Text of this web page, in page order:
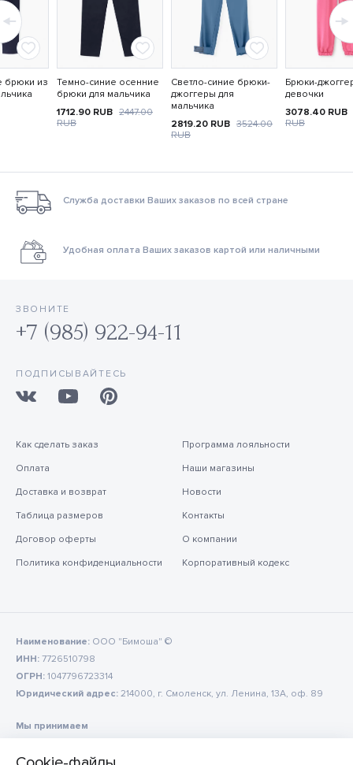
брюки из
Темно-синие осенние
брюки для мальчика
1712.90 RUB 2447.00
RUB
Светло-синие брюки-
джоггеры для
мальчика
2819.20 RUB 3524.00
RUB
Брюки-
девочки
3078.40 RUB
RUB
Служба доставки Ваших заказов по всей стране
Удобная оплата Ваших заказов картой или наличными
ЗВОНИТЕ
+7 (985) 922-94-11
ПОДПИСЫВАЙТЕСЬ
Как сделать заказ
Оплата
Доставка и возврат
Таблица размеров
Договор оферты
Политика конфиденциальности
Программа лояльности
Наши магазины
Новости
Контакты
О компании
Корпоративный кодекс
Наименование: ООО "Бимоша" ©
ИНН: 7726510798
ОГРН: 1047796723314
Юридический адрес: 214000, г. Смоленск, ул. Ленина, 13А, оф. 89
Мы принимаем